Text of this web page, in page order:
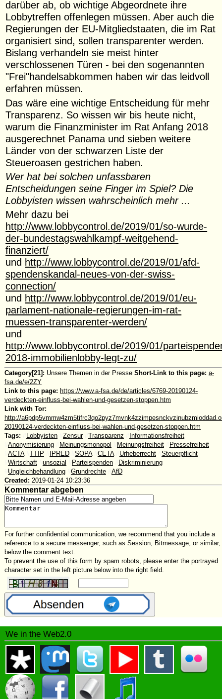
darüber ab, ob wichtige Abgeordnete ihre
Lobbytreffen offenlegen müssen. Aber auch die
Regierungen der EU-Mitgliedstaaten, die im Rat
organisiert sind, sollen transparenter werden.
Bislang verhandeln sie meist hinter
verschlossenen Türen - bei den sogenannten
"Frei"handelsabkommen haben wir das leidvoll
erfahren müssen.
Das wäre eine wichtige Entscheidung für mehr
Transparenz. So wissen wir bis heute nicht,
warum die Finanzminister im Rat Anfang 2018
ausgerechnet Panama und sieben weitere
Länder von der schwarzen Liste der
Steueroasen gestrichen haben.
Wer hat bei solchen unfassbaren
Entscheidungen seine Finger im Spiel? Die
Lobbyisten wissen wahrscheinlich mehr ...
Mehr dazu bei
http://www.lobbycontrol.de/2019/01/so-wurde-
der-bundestagswahlkampf-weitgehend-
finanziert/
und http://www.lobbycontrol.de/2019/01/afd-
spendenskandal-neues-von-der-swiss-
connection/
und http://www.lobbycontrol.de/2019/01/eu-
parlament-nationale-regierungen-im-rat-
muessen-transparenter-werden/
und
http://www.lobbycontrol.de/2019/01/
2018-immobilienlobby-legt-zu/
Category[21]: Unsere Themen in der Presse Short-Link to this page: a-
fsa.de/e/2ZY
Link to this page: https://www.a-fsa.de/de/articles/6769-20190124-
verdeckten-einfluss-bei-wahlen-und-gesetzen-stoppen.htm
Link with Tor:
http://
20190124-verdeckten-einfluss-bei-wahlen-und-gesetzen-stoppen.htm
Tags:
Lobbyisten Zensur Transparenz
Informationsfreiheit
Anonymisierung Meinungsmonopol Meinungsfreiheit
Pressefreiheit
ACTA TTIP IPRED SOPA CETA Urheberrecht
Steuerpflicht
Wirtschaft unsozial Parteispenden
Diskriminierung
Ungleichbehandlung Grundrechte
AfD
Created: 2019-01-24 10:23:36
Kommentar abgeben
For further confidential communication, we recommend that you include a
reference to a secure messenger, such as Session, Bitmessage, or similar,
below the comment text.
To prevent the use of this form by spam robots, please enter the portrayed
character set in the left picture below into the right field.
We in the Web2.0